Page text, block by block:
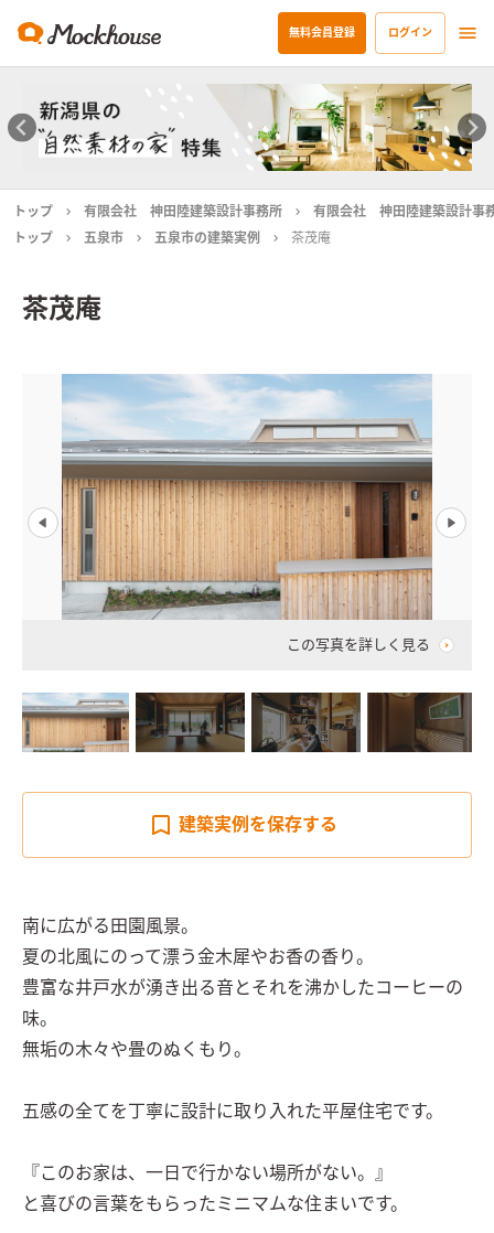
無料会員登録 ログイン
トップ 有限会社 神田陸建築設計事務所
有限会社 神田陸建築設計事
トップ
五泉市 五泉市の建築実例 茶茂庵
茶茂庵
この写真を詳しく見る
建築実例を保存する
南に広がる田園風景。
夏の北風にのって漂う金木犀やお香の香り。
豊富な井戸水が湧き出る音とそれを沸かしたコーヒーの
味。
無垢の木々や畳のぬくもり。
五感の全てを丁寧に設計に取り入れた平屋住宅です。
『このお家は、一日で行かない場所がない。』
と喜びの言葉をもらったミニマムな住まいです。